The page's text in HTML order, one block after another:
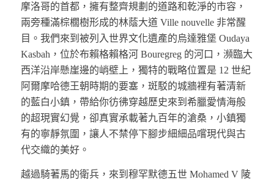
摩洛哥的首都，擁有整齊規劃的道路和乾淨的市容，
兩旁種滿棕櫚樹形成的林蔭大道 Ville nouvelle 非常醒
目。我們來到被列入世界文化遺產的烏達雅堡 Oudaya
Kasbah，位於布賴格賴格河 Bouregreg 的河口，瀕臨大
西洋沿岸懸崖邊的峭壁上，獨特的戰略位置是 12 世紀
阿爾摩哈德王朝時期的要塞，斑駁的城牆裡有著清新
的藍白小鎮，帶給你彷彿穿越歷史來到希臘愛情海般
的超現實幻覺，卻真實承載著九百年的滄桑，小鎮獨
有的寧靜氛圍，讓人不禁停下腳步細細品嚐現代與古
代交織的美好。
越過騎著馬的衛兵，來到穆罕默德五世 Mohamed V 陵